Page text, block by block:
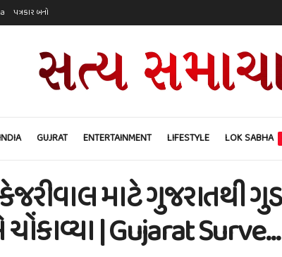
પત્રકાર બનો
GUJRAT ENTERTAINMENT LIFESTYLE LOK SABHA
કેજરીવાલ માટે ગુજરાતથી ગુડ
| Gujarat Surve…